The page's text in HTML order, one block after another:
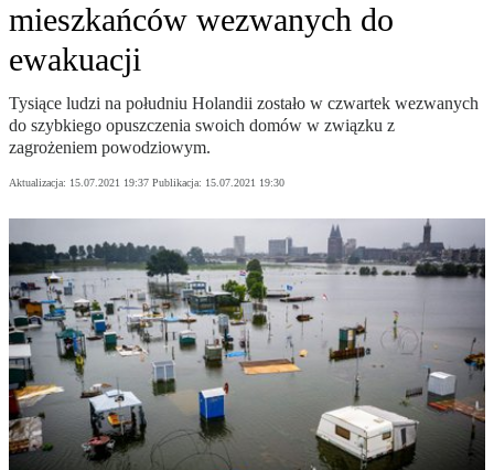
mieszkańców wezwanych do
ewakuacji
Tysiące ludzi na południu Holandii zostało w czwartek wezwanych
do szybkiego opuszczenia swoich domów w związku z
zagrożeniem powodziowym.
Aktualizacja: 15.07.2021 19:37 Publikacja: 15.07.2021 19:30